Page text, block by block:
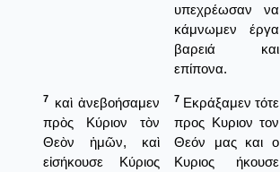
υπεχρέωσαν να
κάμνωμεν έργα
βαρειά και
επίπονα.
7
καὶ ἀνεβοήσαμεν
πρὸς Κύριον τὸν
Θεὸν ἡμῶν, καὶ
εἰσήκουσε Κύριος
7 Εκράξαμεν τότε
προς Κυριον τον
Θεόν μας και ο
Κυριος ήκουσε